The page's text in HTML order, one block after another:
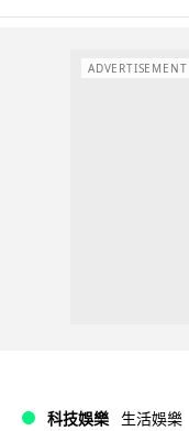
ADVERTISEMENT
科技娛樂 生活娛樂